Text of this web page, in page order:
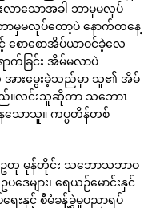
လာသောအခါ ဘာမှမလုပ်
မှမလုပ်တော့ပဲ နောက်တနေ့
ောစောအိပ်ယာဝင်ခဲ့လေ
ခြင်း အိမ်မလာပဲ
ားမွေးခဲ့သည်မှာ သူ၏ အိမ်
ည်။လင်းသူဆိုတာ သဘောၤ
ေသောသူ။ ကပ္ပတိန်တစ်
တု မုန်တိုင်း သဘောသဘာဝ
ပဒေများ၊ ရေယဉ်မောင်းနှင်
ေးနှင့် စီမံခန့်ခွဲမှုပညာရပ်